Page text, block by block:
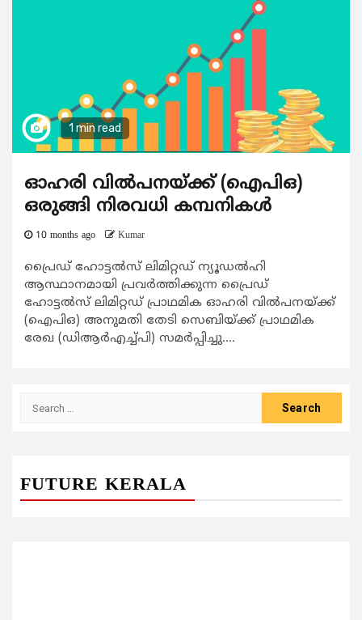
1 min read
ഓഹരി വിൽപനയ്ക്ക് (ഐപിഒ)
ഒരുങ്ങി നിരവധി കമ്പനികൾ
10 months ago Kumar
പ്രൈഡ് ഹോട്ടൽസ് ലിമിറ്റഡ് ന്യൂഡൽഹി
ആസ്ഥാനമായി പ്രവർത്തിക്കുന്ന പ്രൈഡ്
ഹോട്ടൽസ് ലിമിറ്റഡ് പ്രാഥമിക ഓഹരി വിൽപനയ്ക്ക്
(ഐപിഒ) അനുമതി തേടി സെബിയ്ക്ക് പ്രാഥമിക
രേഖ (ഡിആർഎച്ച്പി) സമർപ്പിച്ചു....
FUTURE KERALA